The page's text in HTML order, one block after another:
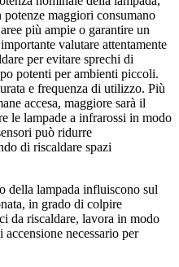
maggiori consumano
più ampie o garantire un
valutare attentamente
per evitare sprechi di
potenti per ambienti piccoli.
e frequenza di utilizzo. Più
accesa, maggiore sarà il
le lampade a infrarossi in modo
può ridurre
di riscaldare spazi
della lampada influiscono sul
in grado di colpire
da riscaldare, lavora in modo
necessario per